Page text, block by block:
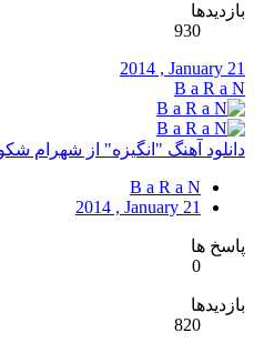
بازدیدها
930
2014 , January 21
B a R a N
دانلود آهنگ "انگیزه" از شهرام
B a R a N
2014 , January 21
پاسخ ها
0
بازدیدها
820